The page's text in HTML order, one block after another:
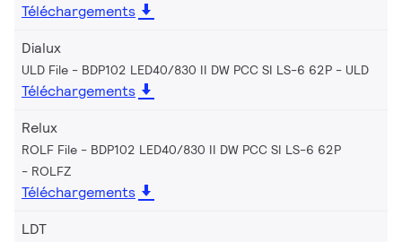
Téléchargements
Dialux
ULD File - BDP102 LED40/830 II DW PCC SI LS-6 62P ULD
Téléchargements
Relux
ROLF File - BDP102 LED40/830 II DW PCC SI LS-6 62P
ROLFZ
Téléchargements
LDT